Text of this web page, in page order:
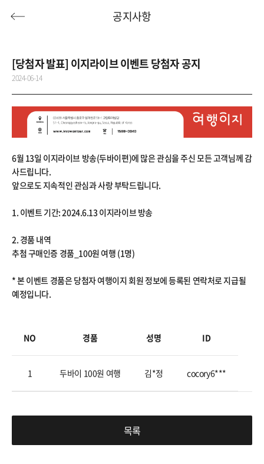
여행혜택+
허니문 투어플랜/라이프 기업/단체
공지사항
[당첨자 발표] 이지라이브 이벤트 당첨자 공지
2024-06-14
6월 13일 이지라이브 방송(두바이편)에 많은 관심을 주신 모든 고객님께 감
사드립니다.
앞으로도 지속적인 관심과 사랑 부탁드립니다.
1. 이벤트 기간: 2024.6.13 이지라이브 방송
2. 경품 내역
추첨 구매인증 경품_100원 여행 (1명)
* 본 이벤트 경품은 당첨자 여행이지 회원 정보에 등록된 연락처로 지급될
예정입니다.
NO 경품 성명 ID
1 두바이 100원 여행 김*정 cocory6***
목록